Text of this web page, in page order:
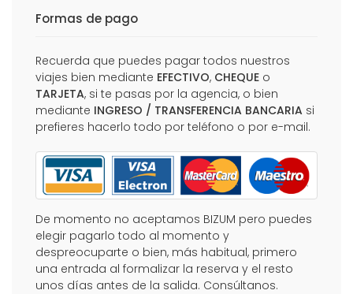
Formas de pago
Recuerda que puedes pagar todos nuestros
viajes bien mediante EFECTIVO, CHEQUE o
TARJETA, si te pasas por la agencia, o bien
mediante INGRESO / TRANSFERENCIA BANCARIA si
prefieres hacerlo todo por teléfono o por e-mail.
De momento no aceptamos BIZUM pero puedes
elegir pagarlo todo al momento y
despreocuparte o bien, más habitual, primero
una entrada al formalizar la reserva y el resto
unos días antes de la salida. Consúltanos.